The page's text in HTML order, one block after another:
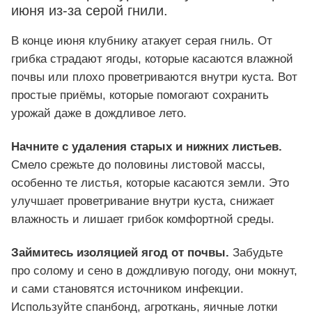
июня из-за серой гнили.
В конце июня клубнику атакует серая гниль. От
грибка страдают ягоды, которые касаются влажной
почвы или плохо проветриваются внутри куста. Вот
простые приёмы, которые помогают сохранить
урожай даже в дождливое лето.
Начните с удаления старых и нижних листьев.
Смело срежьте до половины листовой массы,
особенно те листья, которые касаются земли. Это
улучшает проветривание внутри куста, снижает
влажность и лишает грибок комфортной среды.
Займитесь изоляцией ягод от почвы. Забудьте
про солому и сено в дождливую погоду, они мокнут,
и сами становятся источником инфекции.
Используйте спанбонд, агроткань, яичные лотки